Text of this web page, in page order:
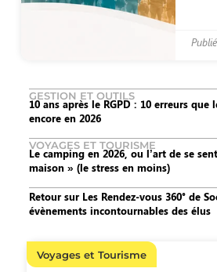
GESTION ET OUTILS
10 ans après le RGPD : 10 erreurs que
encore en 2026
VOYAGES ET TOURISME
Le camping en 2026, ou l’art de se
maison » (le stress en moins)
Retour sur Les Rendez-vous 360° de
évènements incontournables des élus
Voyages et Tourisme